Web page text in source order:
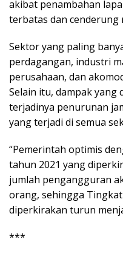
akibat penambahan
terbatas dan cenderung
Sektor yang paling
perdagangan, industri
perusahaan, dan
Selain itu, dampak yang
terjadinya penurunan
yang terjadi di semua
“Pemerintah optimis
tahun 2021 yang
jumlah pengangguran
orang, sehingga
diperkirakan turun
***